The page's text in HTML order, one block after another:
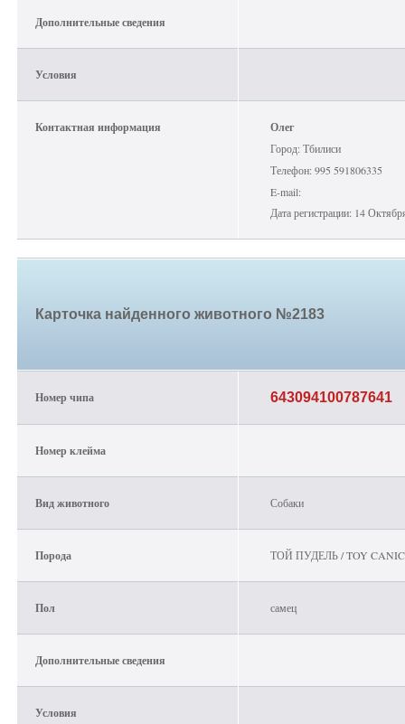
Дополнительные сведения
Условия
Контактная информация Олег
Город: Тбилиси
Телефон: 995 591806335
E-mail:
Дата регистрации: 14
Карточка найденного животного №2183
Номер чипа 643094100787641
Номер клейма
Вид животного Собаки
Порода ТОЙ ПУДЕЛЬ / TOY
Пол самец
Дополнительные сведения
Условия